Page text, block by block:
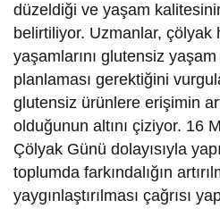
düzeldiği ve yaşam
belirtiliyor. Uzmanlar, çölyak
yaşamlarını glutensiz
planlaması gerektiğini
glutensiz ürünlere erişimin
olduğunun altını çiziyor. 16
Çölyak Günü dolayısıyla
toplumda farkındalığın
yaygınlaştırılması çağrısı